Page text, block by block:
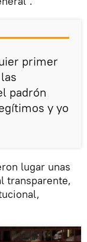
primer
padrón
y yo
lugar unas
transparente,